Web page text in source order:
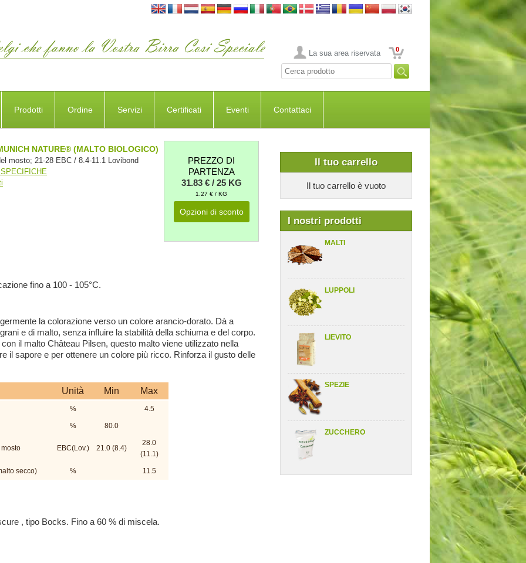
La sua area riservata 0
Prodotti Ordine Servizi Certificati Eventi Contattaci
Il tuo carrello
Il tuo carrello è vuoto
I nostri prodotti
MALTI
LUPPOLI
LIEVITO
SPEZIE
ZUCCHERO
NATURE® (MALTO BIOLOGICO)
mosto; 21-28 EBC / 8.4-11.1 Lovibond
PREZZO DI
PARTENZA
31.83 € / 25 KG
1.27 € / KG
Opzioni di sconto
fino a 100 - 105°C.
la colorazione verso un colore arancio-dorato. Dà a
e di malto, senza influire la stabilità della schiuma e del corpo.
il malto Château Pilsen, questo malto viene utilizzato nella
il sapore e per ottenere un colore più ricco. Rinforza il gusto delle
Unità Min Max
% 4.5
% 80.0
EBC(Lov.) 21.0 (8.4)
28.0
(11.1)
secco) % 11.5
, tipo Bocks. Fino a 60 % di miscela.